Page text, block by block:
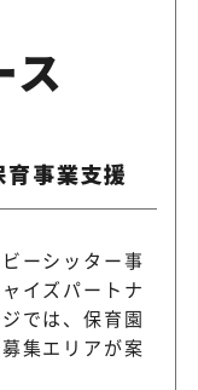
ス
事業支援
ーシッター事
イズパートナ
では、保育園
集エリアが案